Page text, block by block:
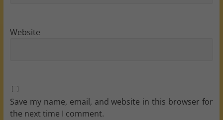
Website
Save my name, email, and website in this browser for
the next time I comment.